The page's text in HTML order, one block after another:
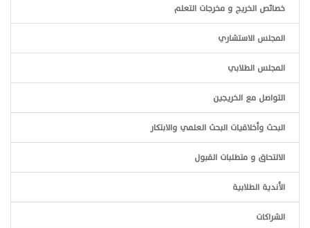
خصائص الخريج و مخرجات التعلم
المجلس الاستشاري
المجلس الطلابي
التواصل مع الخريجين
البحث وأخلاقيات البحث العلمي والابتكار
الالتحاق و متطلبات القبول
الأندية الطلابية
الشراكات